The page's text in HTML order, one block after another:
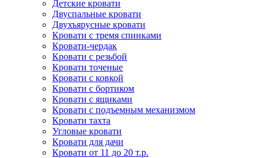
Детские кровати
Двуспальные кровати
Двухъярусные кровати
Кровати с тремя спинками
Кровати-чердак
Кровати с резьбой
Кровати точеные
Кровати с ковкой
Кровати с бортиком
Кровати с ящиками
Кровати с подъемным механизмом
Кровати тахта
Угловые кровати
Кровати для дачи
Кровати от 11 до 20 т.р.